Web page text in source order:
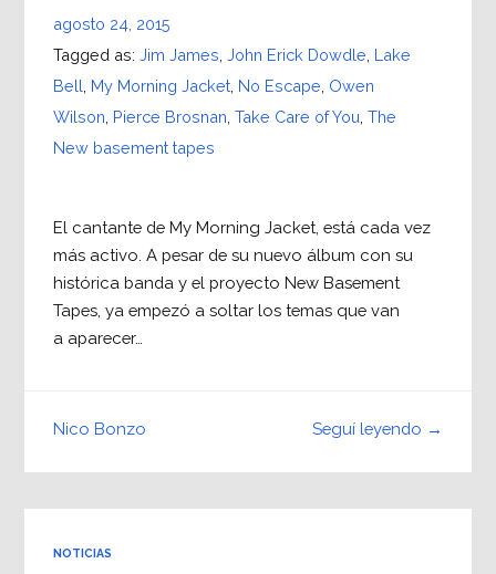
agosto 24, 2015
Tagged as: Jim James John Erick Dowdle Lake
Bell My Morning Jacket, No Escape Owen
Wilson Pierce Brosnan Take Care of You The
New basement tapes
El cantante de My Morning Jacket, está cada vez
más activo. A pesar de su nuevo álbum con su
histórica banda y el proyecto New Basement
Tapes, ya empezó a soltar los temas que van
a aparecer…
Seguí leyendo →
Nico Bonzo
NOTICIAS